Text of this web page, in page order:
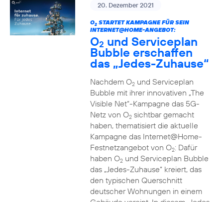
20. Dezember 2021
O2STARTET KAMPAGNE FÜR SEIN
INTERNET@HOME-ANGEBOT:
O2 und Serviceplan
Bubble erschaffen
das „Jedes-Zuhause“
Nachdem O2und Serviceplan
Bubble mit ihrer innovativen „The
Visible Net“-Kampagne das 5G-
Netz von O2sichtbar gemacht
haben, thematisiert die aktuelle
Kampagne das Internet@Home-
Festnetzangebot von O2: Dafür
haben O2und Serviceplan Bubble
das „Jedes-Zuhause“ kreiert, das
den typischen Querschnitt
deutscher Wohnungen in einem